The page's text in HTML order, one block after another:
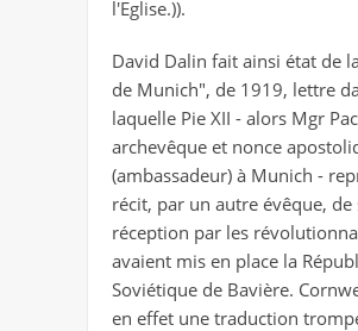
l'Eglise.)).
David Dalin fait ainsi état de
de Munich", de 1919, lettre
laquelle Pie XII - alors Mgr
archevêque et nonce
(ambassadeur) à Munich -
récit, par un autre évêque, de
réception par les
avaient mis en place la
Soviétique de Bavière.
en effet une traduction